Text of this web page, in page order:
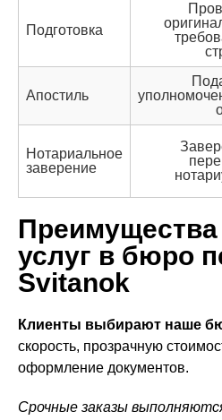
Подготовка
Апостиль
Нотариальное
заверение
Преимущества
услуг в бюро
Svitanok
Клиенты выбирают наше
скорость, прозрачную
оформление документов.
Срочные заказы